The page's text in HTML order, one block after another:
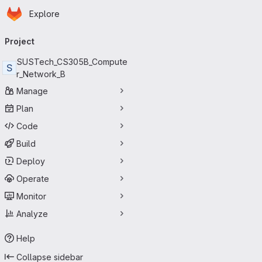
Skip to main content
Homepage
Explore
navigation
Project
S
SUSTech_CS305B_Compute
r_Network_B
Manage
Plan
Code
Build
Deploy
Operate
Monitor
Analyze
Help
Collapse sidebar